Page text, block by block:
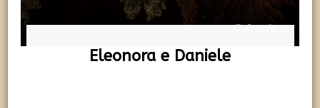
Eleonora e Daniele